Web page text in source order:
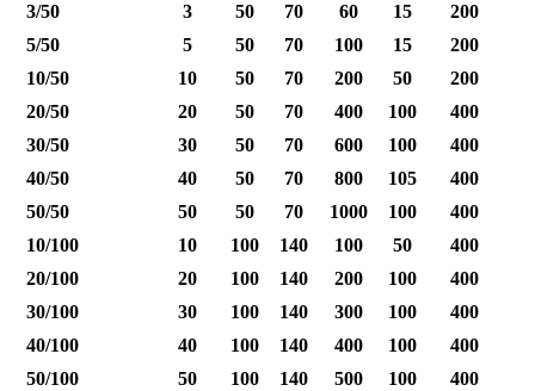
3/50
3 50 70 60 15 200
5/50
5 50 70 100 15 200
10/50
10 50 70 200 50 200
20/50
20 50 70 400 100 400
30/50
30 50 70 600 100 400
40/50
40 50 70 800 105 400
50/50
50 50 70 1000 100 400
10/100
10 100 140 100 50 400
20/100
20 100 140 200 100 400
30/100
30 100 140 300 100 400
40/100
40 100 140 400 100 400
50/100
50 100 140 500 100 400